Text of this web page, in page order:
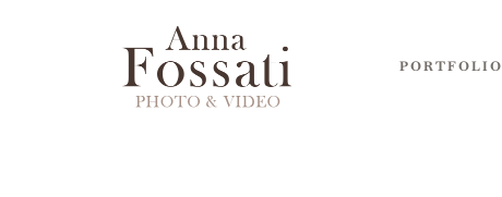
PORTFOLIO